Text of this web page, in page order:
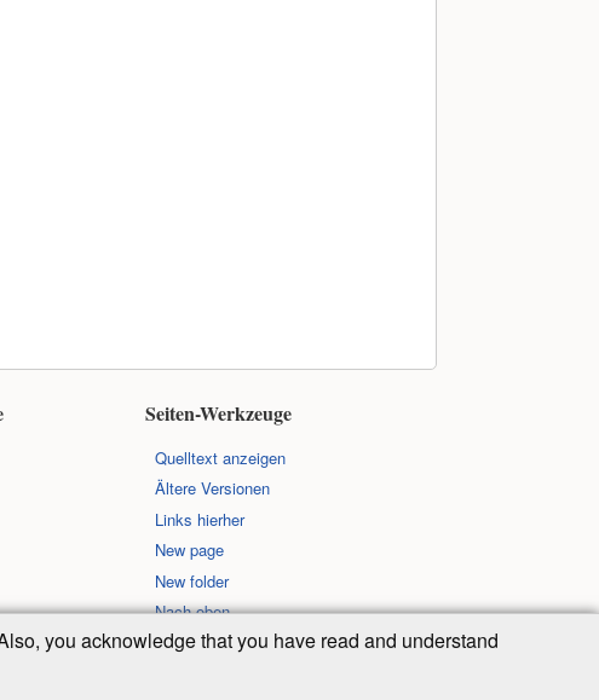
Seiten-Werkzeuge
Quelltext anzeigen
Ältere Versionen
Links hierher
New page
New folder
Nach oben
der folgenden Lizenz veröffentlicht:
you acknowledge that you have read and understand